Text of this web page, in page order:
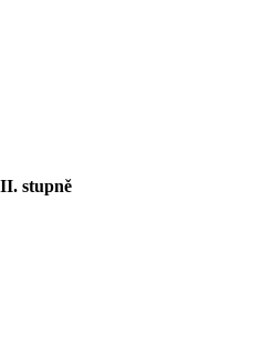
stupně